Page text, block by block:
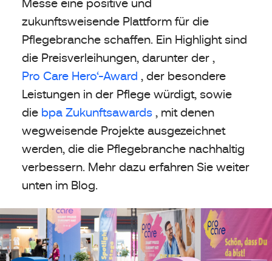
zukunftsweisende Plattform für die
Pflegebranche schaffen. Ein Highlight sind
die Preisverleihungen, darunter der ‚
Pro Care Hero‘-Award , der besondere
Leistungen in der Pflege würdigt, sowie
die bpa Zukunftsawards , mit denen
wegweisende Projekte ausgezeichnet
werden, die die Pflegebranche nachhaltig
verbessern. Mehr dazu erfahren Sie weiter
unten im Blog.